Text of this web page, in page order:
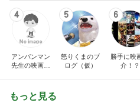
4
アンパンマン
先生の映画講
5
怒りくまのブ
ログ（仮）
6
勝手に映
介！？
もっと見る